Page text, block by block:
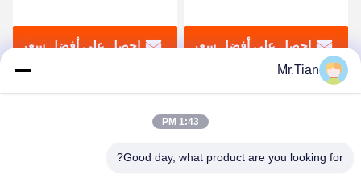
على البارد 2013304316
احصل على أفضل سعر
الذهب الوردي
احصل على أفضل سعر
(GuangDong)Foshan Winsco Metal Products
Mr.Tian
1:43 PM
Good day, what product are you looking for?